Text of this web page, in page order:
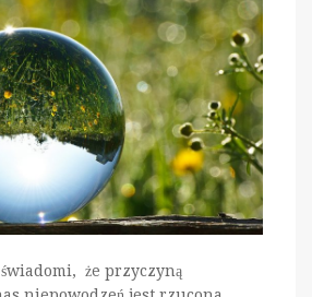
świadomi, że przyczyną